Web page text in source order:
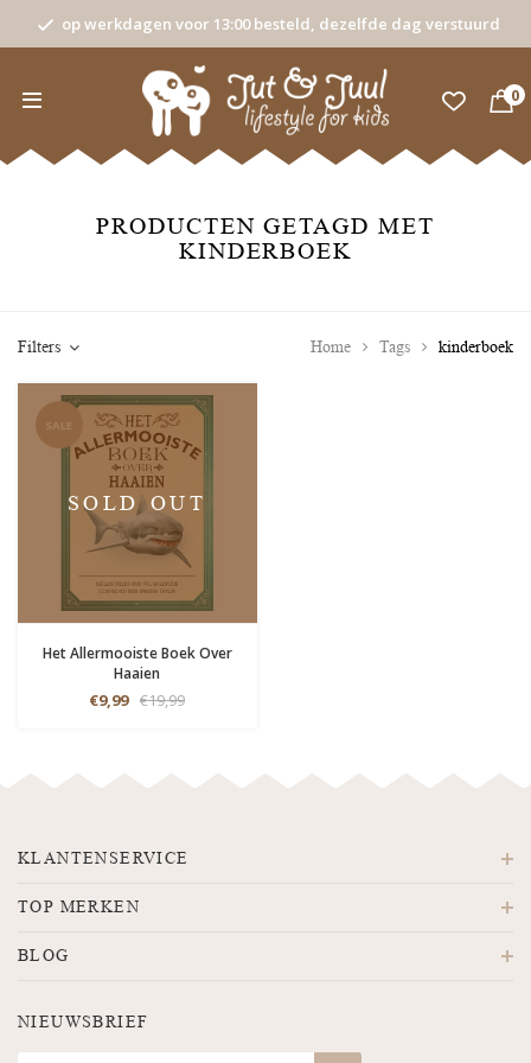
op werkdagen voor 13:00 besteld, dezelfde dag verstuurd
0
PRODUCTEN GETAGD MET
KINDERBOEK
Filters Home Tags kinderboek
SALE
SOLD OUT
Het Allermooiste Boek Over
Haaien
€9,99 €19,99
KLANTENSERVICE
TOP MERKEN
BLOG
NIEUWSBRIEF